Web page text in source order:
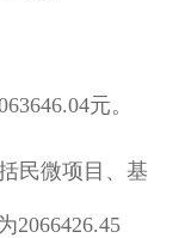
元。
民微项目、基
2066426.45